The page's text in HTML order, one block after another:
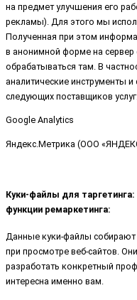
на предмет улучшения его
рекламы). Для этого мы
Полученная при этом
в анонимной форме на сервер
обрабатываться там. В
аналитические инструменты
следующих поставщиков
Google Analytics
Яндекс.Метрика (ООО
Куки-файлы для
функции ремаркетинга:
Данные куки-файлы
при просмотре веб-сайтов.
разработать конкретный
интересна именно вам.